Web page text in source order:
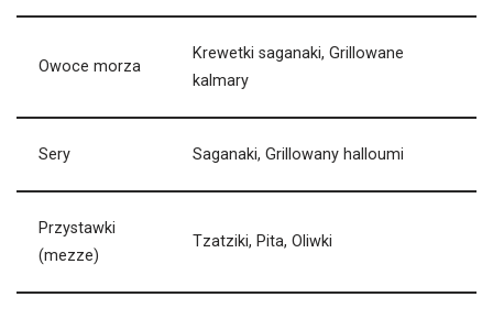
Owoce morza
Krewetki saganaki, Grillowane
kalmary
Sery Saganaki, Grillowany halloumi
Przystawki
(mezze)
Tzatziki, Pita, Oliwki